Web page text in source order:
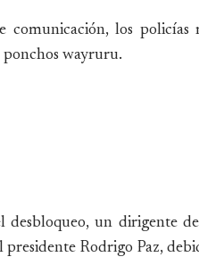
comunicación, los
ponchos wayruru.
desbloqueo, un dirigente
Rodrigo Paz,